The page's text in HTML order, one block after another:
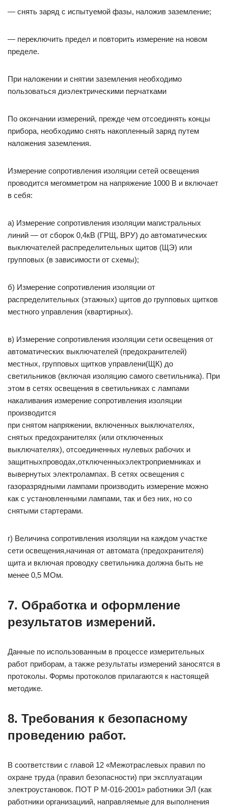
— снять заряд с испытуемой фазы, наложив заземление;
— переключить предел и повторить измерение на новом
пределе.
При наложении и снятии заземления необходимо
пользоваться диэлектрическими перчатками
По окончании измерений, прежде чем отсоединять концы
прибора, необходимо снять накопленный заряд путем
наложения заземления.
Измерение сопротивления изоляции сетей освещения
проводится мегомметром на напряжение 1000 В и включает
в себя:
а) Измерение сопротивления изоляции магистральных
линий — от сборок 0,4кВ (ГРЩ, ВРУ) до автоматических
выключателей распределительных щитов (ЩЭ) или
групповых (в зависимости от схемы);
б) Измерение сопротивления изоляции от
распределительных (этажных) щитов до групповых щитков
местного управления (квартирных).
в) Измерение сопротивления изоляции сети освещения от
автоматических выключателей (предохранителей)
местных, групповых щитков управлени(ЩК) до
светильников (включая изоляцию самого светильника). При
этом в сетях освещения в светильниках с лампами
накаливания измерение сопротивления изоляции
производится
при снятом напряжении, включенных выключателях,
снятых предохранителях (или отключенных
выключателях), отсоединенных нулевых рабочих и
защитныхпроводах,отключенныхэлектроприемниках и
вывернутых электролампах. В сетях освещения с
газоразрядными лампами производить измерение можно
как с установленными лампами, так и без них, но со
снятыми стартерами.
г) Величина сопротивления изоляции на каждом участке
сети освещения,начиная от автомата (предохранителя)
щита и включая проводку светильника должна быть не
менее 0,5 МОм.
7. Обработка и оформление
результатов измерений.
Данные по использованным в процессе измерительных
работ приборам, а также результаты измерений заносятся в
протоколы. Формы протоколов прилагаются к настоящей
методике.
8. Требования к безопасному
проведению работ.
В соответствии с главой 12 «Межотраслевых правил по
охране труда (правил безопасности) при эксплуатации
электроустановок. ПОТ Р М-016-2001» работники ЭЛ (как
работники организациий, направляемые для выполнения